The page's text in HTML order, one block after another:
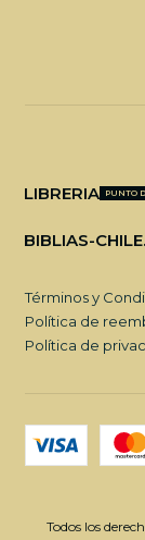
LIBRERIA PUNTO
BIBLIAS-
Términos y
Política de
Política de
Todos los